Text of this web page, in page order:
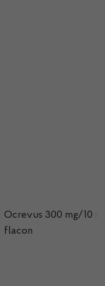
Ocrevus 300 mg/10
flacon